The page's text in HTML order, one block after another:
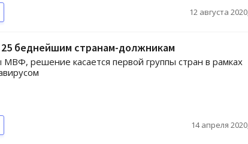
12 августа
беднейшим странам-должникам
МВФ, решение касается первой группы стран в рамках
14 апреля